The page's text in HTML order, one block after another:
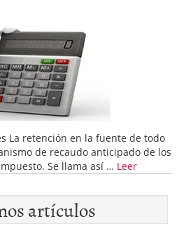
La retención en la fuente de todo
de recaudo anticipado de los
Se llama así … Leer
artículos